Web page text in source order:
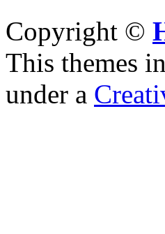
Copyright ©
This themes
under a